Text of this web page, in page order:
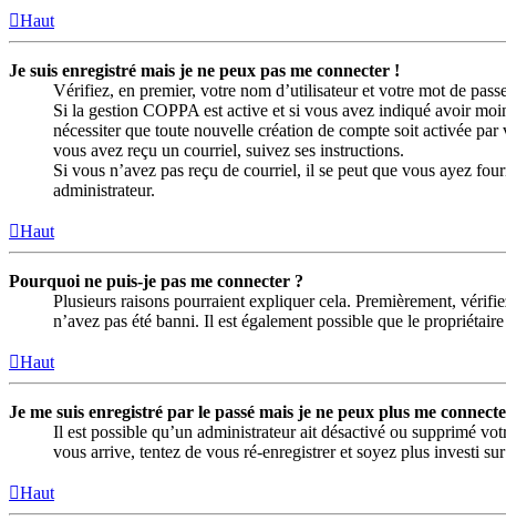
Haut
Je suis enregistré mais je ne peux pas me connecter !
Vérifiez, en premier, votre nom d’utilisateur et votre mot de
Si la gestion COPPA est active et si vous avez indiqué avoir
nécessiter que toute nouvelle création de compte soit activée
vous avez reçu un courriel, suivez ses instructions.
Si vous n’avez pas reçu de courriel, il se peut que vous ayez
administrateur.
Haut
Pourquoi ne puis-je pas me connecter ?
Plusieurs raisons pourraient expliquer cela. Premièrement,
n’avez pas été banni. Il est également possible que le
Haut
Je me suis enregistré par le passé mais je ne peux plus me
Il est possible qu’un administrateur ait désactivé ou supprimé
vous arrive, tentez de vous ré-enregistrer et soyez plus investi
Haut